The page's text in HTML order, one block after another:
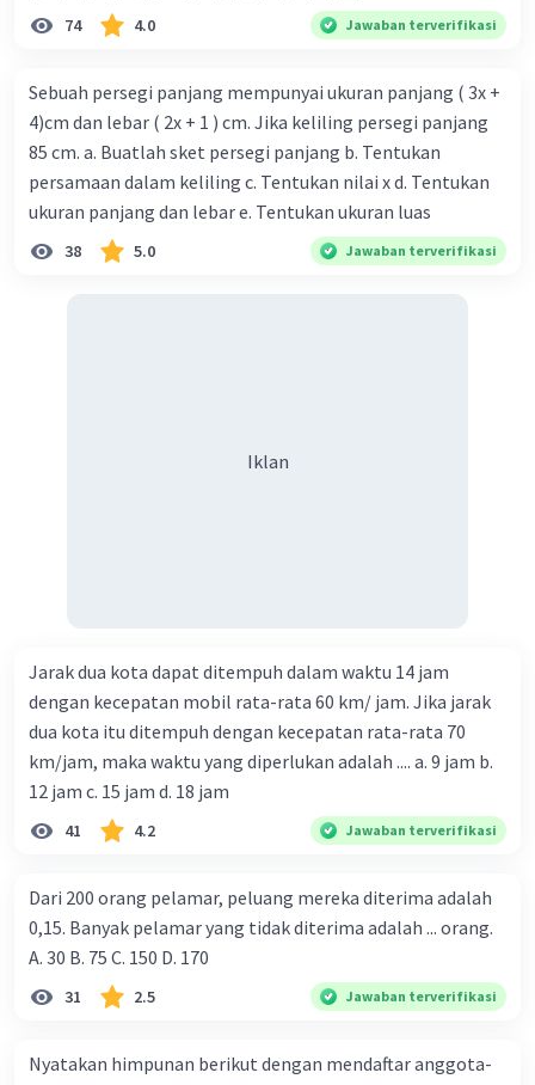
74 4.0 Jawaban terverifikasi
Sebuah persegi panjang mempunyai ukuran panjang ( 3x +
4)cm dan lebar ( 2x + 1 ) cm. Jika keliling persegi panjang
85 cm. a. Buatlah sket persegi panjang b. Tentukan
persamaan dalam keliling c. Tentukan nilai x d. Tentukan
ukuran panjang dan lebar e. Tentukan ukuran luas
38 5.0 Jawaban terverifikasi
Iklan
Jarak dua kota dapat ditempuh dalam waktu 14 jam
dengan kecepatan mobil rata-rata 60 km/ jam. Jika jarak
dua kota itu ditempuh dengan kecepatan rata-rata 70
km/jam, maka waktu yang diperlukan adalah .... a. 9 jam b.
12 jam c. 15 jam d. 18 jam
41 4.2 Jawaban terverifikasi
Dari 200 orang pelamar, peluang mereka diterima adalah
0,15. Banyak pelamar yang tidak diterima adalah ... orang.
A. 30 B. 75 C. 150 D. 170
31 2.5 Jawaban terverifikasi
Nyatakan himpunan berikut dengan mendaftar anggota-